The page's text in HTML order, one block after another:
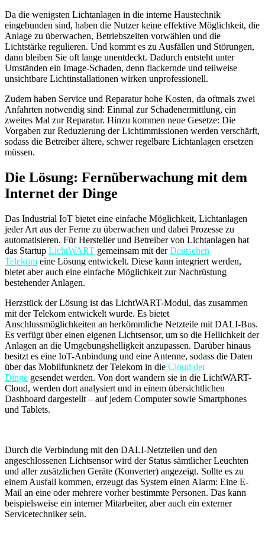
Da die wenigsten Lichtanlagen in die interne Haustechnik
eingebunden sind, haben die Nutzer keine effektive Möglichkeit, die
Anlage zu überwachen, Betriebszeiten vorwählen und die
Lichtstärke regulieren. Und kommt es zu Ausfällen und Störungen,
dann bleiben Sie oft lange unentdeckt. Dadurch entsteht unter
Umständen ein Image-Schaden, denn flackernde und teilweise
unsichtbare Lichtinstallationen wirken unprofessionell.
Zudem haben Service und Reparatur hohe Kosten, da oftmals zwei
Anfahrten notwendig sind: Einmal zur Schadenermittlung, ein
zweites Mal zur Reparatur. Hinzu kommen neue Gesetze: Die
Vorgaben zur Reduzierung der Lichtimmissionen werden verschärft,
sodass die Betreiber ältere, schwer regelbare Lichtanlagen ersetzen
müssen.
Die Lösung: Fernüberwachung mit dem
Internet der Dinge
Das Industrial IoT bietet eine einfache Möglichkeit, Lichtanlagen
jeder Art aus der Ferne zu überwachen und dabei Prozesse zu
automatisieren. Für Hersteller und Betreiber von Lichtanlagen hat
das Startup LichtWART gemeinsam mit derDeutschen
Telekom eine Lösung entwickelt. Diese kann integriert werden,
bietet aber auch eine einfache Möglichkeit zur Nachrüstung
bestehender Anlagen.
Herzstück der Lösung ist das LichtWART-Modul, das zusammen
mit der Telekom entwickelt wurde. Es bietet
Anschlussmöglichkeiten an herkömmliche Netzteile mit DALI-Bus.
Es verfügt über einen eigenen Lichtsensor, um so die Hellichkeit der
Anlagen an die Umgebungshelligkeit anzupassen. Darüber hinaus
besitzt es eine IoT-Anbindung und eine Antenne, sodass die Daten
über das Mobilfunknetz der Telekom in die Cloud der
Dinge gesendet werden. Von dort wandern sie in die LichtWART-
Cloud, werden dort analysiert und in einem übersichtlichen
Dashboard dargestellt – auf jedem Computer sowie Smartphones
und Tablets.
Durch die Verbindung mit den DALI-Netzteilen und den
angeschlossenen Lichtsensor wird der Status sämtlicher Leuchten
und aller zusätzlichen Geräte (Konverter) angezeigt. Sollte es zu
einem Ausfall kommen, erzeugt das System einen Alarm: Eine E-
Mail an eine oder mehrere vorher bestimmte Personen. Das kann
beispielsweise ein interner Mitarbeiter, aber auch ein externer
Servicetechniker sein.